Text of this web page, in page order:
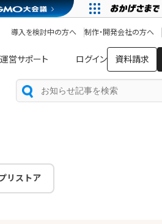
運営サポート ログイン 資料請求
導入を検討中の方へ 制作・開発会社の方へ
アプリストア
ヘルプを見る
ヘルプセンター
リストア